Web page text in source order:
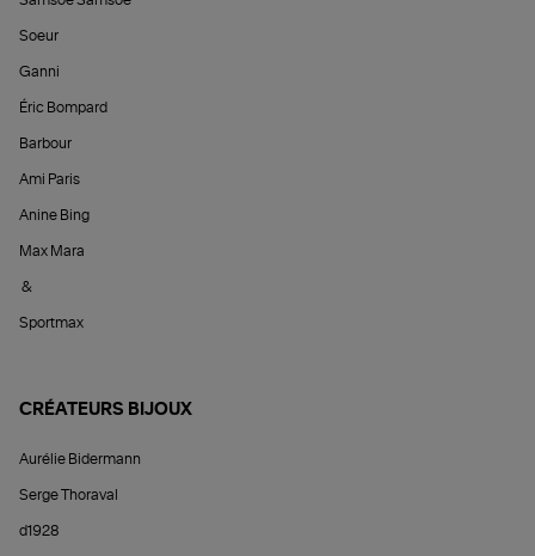
Soeur
Ganni
Éric Bompard
Barbour
Ami Paris
Anine Bing
Max Mara
&
Sportmax
CRÉATEURS BIJOUX
Aurélie Bidermann
Serge Thoraval
d1928